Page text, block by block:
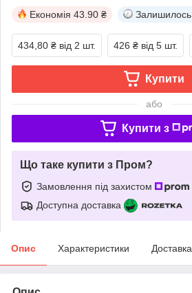
Економія 43.90 ₴ Залишилось
434,80 ₴ від 2 шт. 426 ₴ від 5 шт.
Купити
або
Купити з
Що таке купити з Пром?
Замовлення під захистом
Доступна доставка
Опис Характеристики Доставка